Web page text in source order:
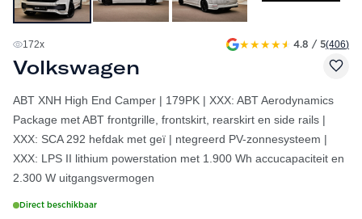
172x ★★★★★ 4.8 / 5(406)
Volkswagen
ABT XNH High End Camper | 179PK | XXX: ABT Aerodynamics
Package met ABT frontgrille, frontskirt, rearskirt en side rails |
XXX: SCA 292 hefdak met geï | ntegreerd PV-zonnesysteem |
XXX: LPS II lithium powerstation met 1.900 Wh accucapaciteit en
2.300 W uitgangsvermogen
Direct beschikbaar